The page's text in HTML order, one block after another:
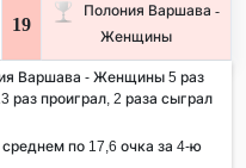
19
Полония Варшава -
Женщины
Варшава - Женщины 5 раз
раз проиграл, 2 раза сыграл
по 17,6 очка за 4-ю